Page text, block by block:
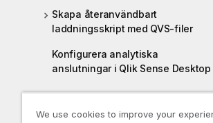
Skapa återanvändbart
laddningsskript med QVS-filer
Konfigurera analytiska
anslutningar i Qlik Sense Desktop
Access
We use cookies to improve your